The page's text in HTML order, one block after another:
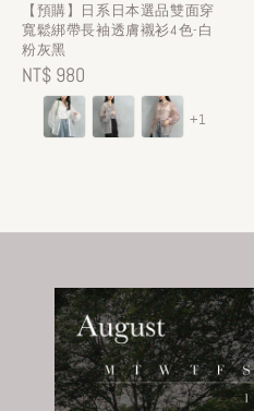
【預購】日系日本選品雙面穿
寬鬆綁帶長袖透膚襯衫4色-白
粉灰黑
Regular
price
NT$ 980
+1